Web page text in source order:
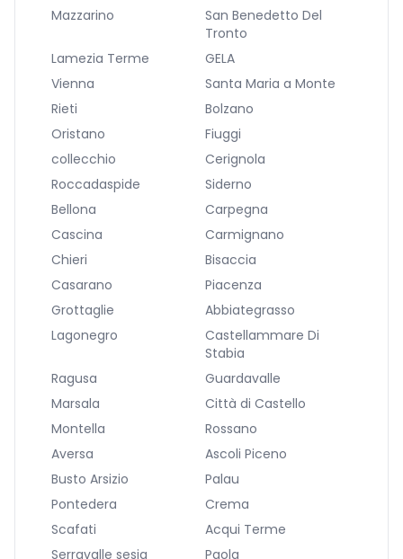
Mazzarino
San Benedetto Del
Tronto
Lamezia Terme
GELA
Vienna
Santa Maria a Monte
Rieti
Bolzano
Oristano
Fiuggi
collecchio
Cerignola
Roccadaspide
Siderno
Bellona
Carpegna
Cascina
Carmignano
Chieri
Bisaccia
Casarano
Piacenza
Grottaglie
Abbiategrasso
Lagonegro
Castellammare Di
Stabia
Ragusa
Guardavalle
Marsala
Città di Castello
Montella
Rossano
Aversa
Ascoli Piceno
Busto Arsizio
Palau
Pontedera
Crema
Scafati
Acqui Terme
Serravalle sesia
Paola